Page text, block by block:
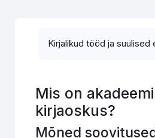
Kirjalikud tööd ja suulised
Mis on
kirjaoskus?
Mõned